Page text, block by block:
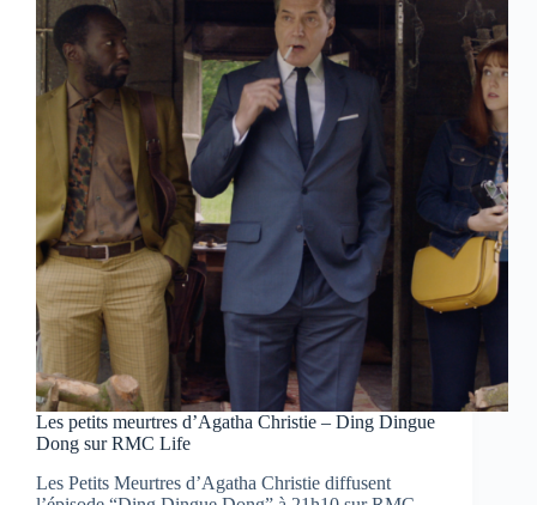
Les petits meurtres d’Agatha Christie – Ding Dingue
Dong sur RMC Life
Les Petits Meurtres d’Agatha Christie diffusent